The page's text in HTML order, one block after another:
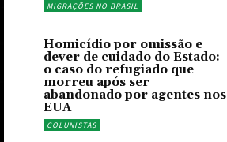
MIGRAÇÕES NO BRASIL
Homicídio por omissão e
dever de cuidado do Estado:
o caso do refugiado que
morreu após ser
abandonado por agentes nos
EUA
COLUNISTAS